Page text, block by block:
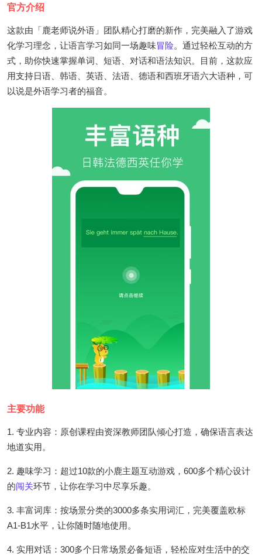
官方介绍
这款由「鹿老师说外语」团队精心打磨的新作，完美融入了游戏
化学习理念，让语言学习如同一场趣味冒险。通过轻松互动的方
式，助你快速掌握单词、短语、对话和语法知识。目前，这款应
用支持日语、韩语、英语、法语、德语和西班牙语六大语种，可
以说是外语学习者的福音。
主要功能
1. 专业内容：原创课程由资深教师团队倾心打造，确保语言表达
地道实用。
2. 趣味学习：超过10款的小鹿主题互动游戏，600多个精心设计
的闯关环节，让你在学习中尽享乐趣。
3. 丰富词库：按场景分类的3000多条实用词汇，完美覆盖欧标
A1-B1水平，让你随时随地使用。
4. 实用对话：300多个日常场景必备短语，轻松应对生活中的交